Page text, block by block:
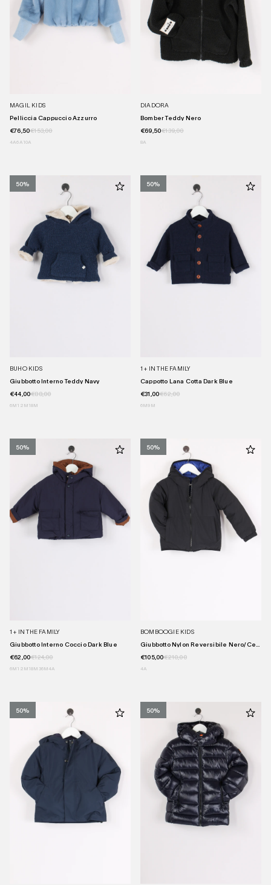
MAGIL KIDS
Pelliccia Cappuccio Azzurro
€76,50€153,00
4A6A 10A
DIADORA
Bomber Teddy Nero
€69,50€139,00
8A
50%
BUHO KIDS
Giubbotto Interno Teddy Navy
€44,00€88,00
6M 12M 18M
50%
1 + IN THE FAMILY
Cappotto Lana Cotta Dark Blue
€31,00€62,00
6M9M
50%
1 + IN THE FAMILY
Giubbotto Interno Coccio Dark Blue
€62,00€124,00
6M 12M 18M 36M 4A
50%
BOMBOOGIE KIDS
€105,00€210,00
4A
50% 50%